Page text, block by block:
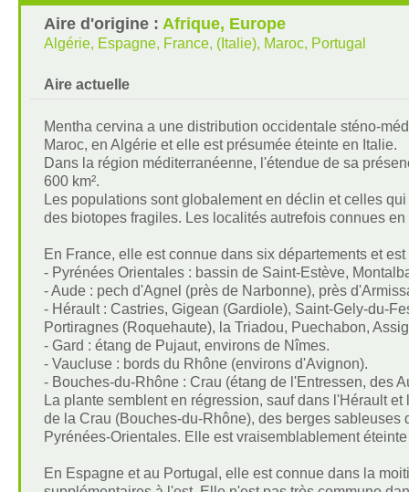
Aire d'origine : Afrique, Europe
Algérie, Espagne, France, (Italie), Maroc, Portugal
Aire actuelle
Mentha cervina a une distribution occidentale sténo-
Maroc, en Algérie et elle est présumée éteinte en Italie.
Dans la région méditerranéenne, l'étendue de sa
600 km².
Les populations sont globalement en déclin et celles
des biotopes fragiles. Les localités autrefois connues
En France, elle est connue dans six départements et
- Pyrénées Orientales : bassin de Saint-Estève,
- Aude : pech d'Agnel (près de Narbonne), près
- Hérault : Castries, Gigean (Gardiole), Saint-Gely-du-
Portiragnes (Roquehaute), la Triadou, Puechabon,
- Gard : étang de Pujaut, environs de Nîmes.
- Vaucluse : bords du Rhône (environs d'Avignon).
- Bouches-du-Rhône : Crau (étang de l'Entressen, des
La plante semblent en régression, sauf dans l'Hérault
de la Crau (Bouches-du-Rhône), des berges
Pyrénées-Orientales. Elle est vraisemblablement
En Espagne et au Portugal, elle est connue dans la